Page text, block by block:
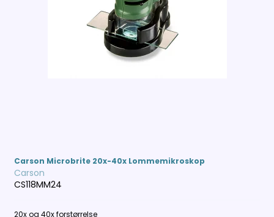
Carson Microbrite 20x-40x Lommemikroskop
Carson
CS118MM24
20x og 40x forstørrelse